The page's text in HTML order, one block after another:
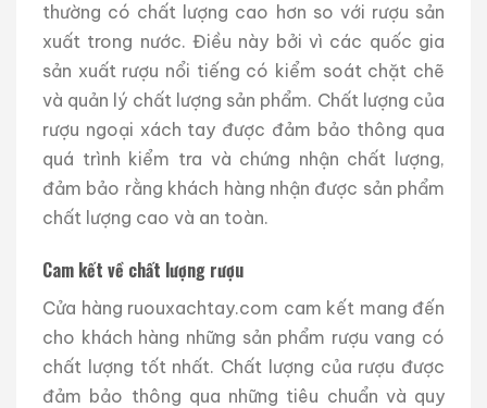
thường có chất lượng cao hơn so với rượu sản
xuất trong nước. Điều này bởi vì các quốc gia
sản xuất rượu nổi tiếng có kiểm soát chặt chẽ
và quản lý chất lượng sản phẩm. Chất lượng của
rượu ngoại xách tay được đảm bảo thông qua
quá trình kiểm tra và chứng nhận chất lượng,
đảm bảo rằng khách hàng nhận được sản phẩm
chất lượng cao và an toàn.
Cam kết về chất lượng rượu
Cửa hàng ruouxachtay.com cam kết mang đến
cho khách hàng những sản phẩm rượu vang có
chất lượng tốt nhất. Chất lượng của rượu được
đảm bảo thông qua những tiêu chuẩn và quy